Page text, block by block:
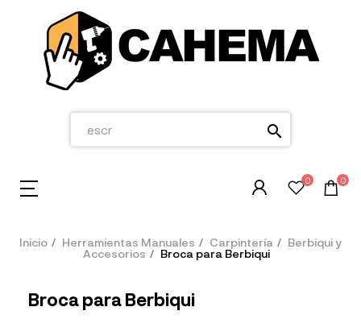
search
0 0
Inicio Herramientas Manuales Carpintería
Berbiqui y
Accesorios
Broca para Berbiqui
Broca para Berbiqui